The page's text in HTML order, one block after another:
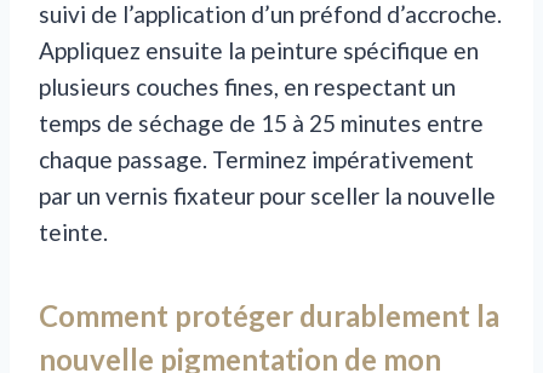
suivi de l’application d’un préfond d’accroche.
Appliquez ensuite la peinture spécifique en
plusieurs couches fines, en respectant un
temps de séchage de 15 à 25 minutes entre
chaque passage. Terminez impérativement
par un vernis fixateur pour sceller la nouvelle
teinte.
Comment protéger durablement la
nouvelle pigmentation de mon